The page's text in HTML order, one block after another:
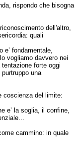
rispondo che bisogna
dell'altro,
quali
e’ fondamentale,
vogliamo davvero nei
tentazione forte oggi
una
coscienza del limite:
e’ la soglia, il confine,
cammino: in quale